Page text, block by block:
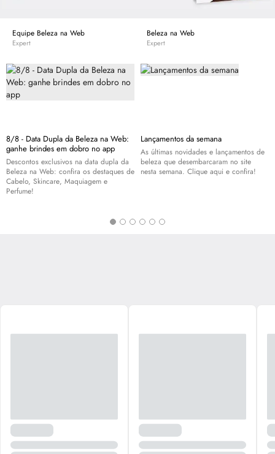
Equipe Beleza na Web
Expert
8/8 - Data Dupla da Beleza na Web:
ganhe brindes em dobro no app
Descontos exclusivos na data dupla da
Beleza na Web: confira os destaques de
Cabelo, Skincare, Maquiagem e
Perfume!
Beleza na Web
Expert
Lançamentos da semana
As últimas novidades e lançamentos de
beleza que desembarcaram no site
nesta semana. Clique aqui e confira!